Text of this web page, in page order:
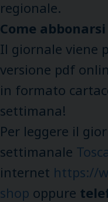
regionale.
Come abbonarsi
Il giornale viene
versione pdf
in formato
settimana!
Per leggere il
settimanale
internet https://
shop oppure